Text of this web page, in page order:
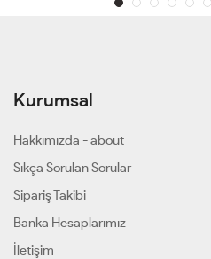
Kurumsal
Hakkımızda - about
Sıkça Sorulan Sorular
Sipariş Takibi
Banka Hesaplarımız
İletişim